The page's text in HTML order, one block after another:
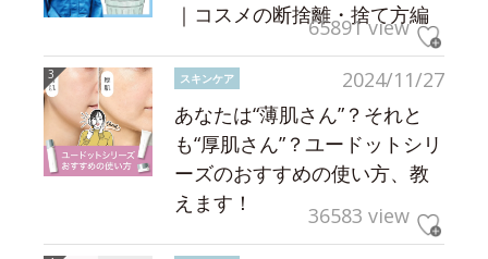
｜コスメの断捨離・捨て方編
65891 view
2024/11/27
スキンケア
あなたは“薄肌さん”？それと
も“厚肌さん”？ユードットシリ
ーズのおすすめの使い方、教
えます！
36583 view